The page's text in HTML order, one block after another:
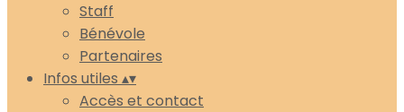
Staff
Bénévole
Partenaires
Infos utiles ▴▾
Accès et contact